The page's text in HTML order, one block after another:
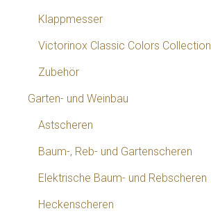
Klappmesser
Victorinox Classic Colors Collection
Zubehör
Garten- und Weinbau
Astscheren
Baum-, Reb- und Gartenscheren
Elektrische Baum- und Rebscheren
Heckenscheren